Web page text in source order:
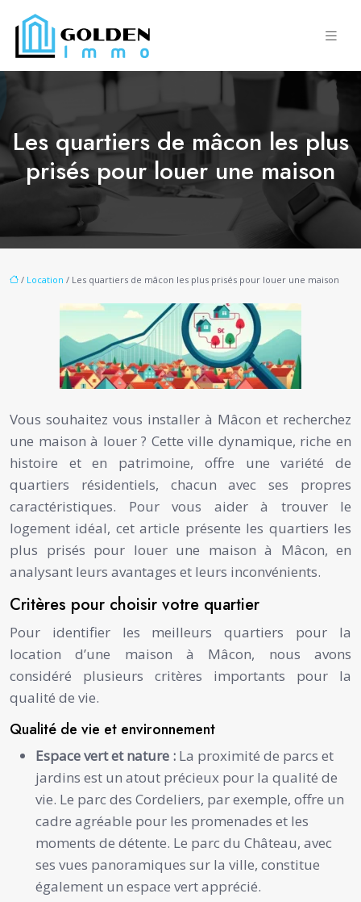
Les quartiers de mâcon les plus
prisés pour louer une maison
/ Location / Les quartiers de mâcon les plus prisés pour louer une maison
Vous souhaitez vous installer à Mâcon et recherchez
une maison à louer ? Cette ville dynamique, riche en
histoire et en patrimoine, offre une variété de
quartiers résidentiels, chacun avec ses propres
caractéristiques. Pour vous aider à trouver le
logement idéal, cet article présente les quartiers les
plus prisés pour louer une maison à Mâcon, en
analysant leurs avantages et leurs inconvénients.
Critères pour choisir votre quartier
Pour identifier les meilleurs quartiers pour la
location d’une maison à Mâcon, nous avons
considéré plusieurs critères importants pour la
qualité de vie.
Qualité de vie et environnement
Espace vert et nature : La proximité de parcs et
jardins est un atout précieux pour la qualité de
vie. Le parc des Cordeliers, par exemple, offre un
cadre agréable pour les promenades et les
moments de détente. Le parc du Château, avec
ses vues panoramiques sur la ville, constitue
également un espace vert apprécié.